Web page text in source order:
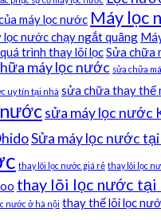
máy lọc nước Máy lọc
lọc nước chạy ngắt quãng
quá trình thay lõi lọcSửa chữa
máy lọc nước sửa chữa
uy tín tại nhà sửa chữa thay thế
sửa máy lọc nước
Sửa máy lọc nước tại
thay lõi lọc nước giá rẻ thay lõi lọc
thay lõi lọc nước tại
nước ở hà nội thay thế lõi lọc